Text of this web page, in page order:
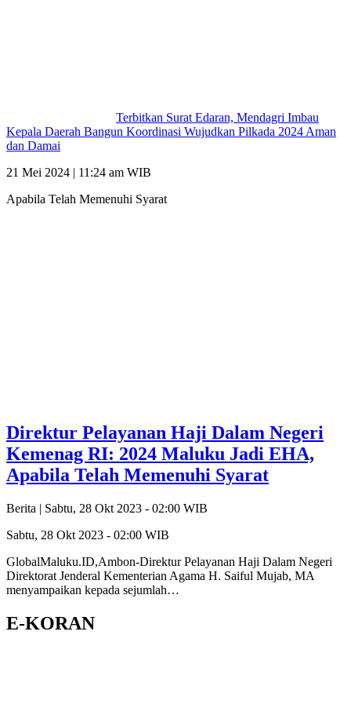
Terbitkan Surat Edaran, Mendagri Imbau
Kepala Daerah Bangun Koordinasi Wujudkan Pilkada 2024 Aman
dan Damai
21 Mei 2024 | 11:24 am WIB
Apabila Telah Memenuhi Syarat
Direktur Pelayanan Haji Dalam Negeri
Kemenag RI: 2024 Maluku Jadi EHA,
Apabila Telah Memenuhi Syarat
Berita | Sabtu, 28 Okt 2023 - 02:00 WIB
Sabtu, 28 Okt 2023 - 02:00 WIB
GlobalMaluku.ID,Ambon-Direktur Pelayanan Haji Dalam Negeri
Direktorat Jenderal Kementerian Agama H. Saiful Mujab, MA
menyampaikan kepada sejumlah…
E-KORAN